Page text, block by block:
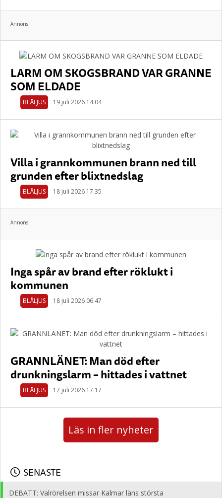
Annons:
LARM OM SKOGSBRAND VAR GRANNE
SOM ELDADE
BLÅLJUS 19 juli 2026 14.04
Villa i grannkommunen brann ned till
grunden efter blixtnedslag
BLÅLJUS 18 juli 2026 17.35
Annons:
Inga spår av brand efter röklukt i
kommunen
BLÅLJUS 18 juli 2026 06.47
GRANNLÄNET: Man död efter
drunkningslarm – hittades i vattnet
BLÅLJUS 17 juli 2026 17.17
Läs in fler nyheter
SENASTE
DEBATT: Valrörelsen missar Kalmar läns största